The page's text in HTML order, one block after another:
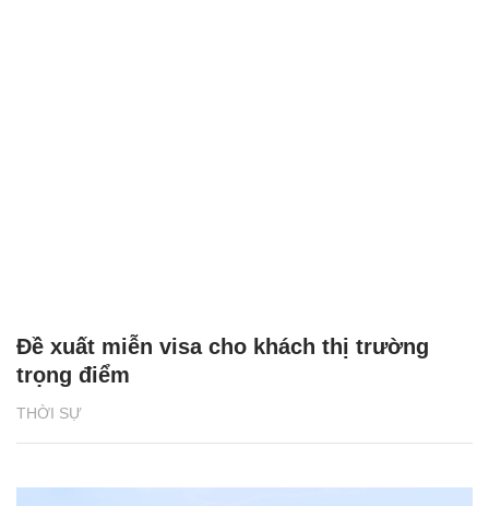
THỜI SỰ
Đề xuất miễn visa cho khách thị trường
trọng điểm